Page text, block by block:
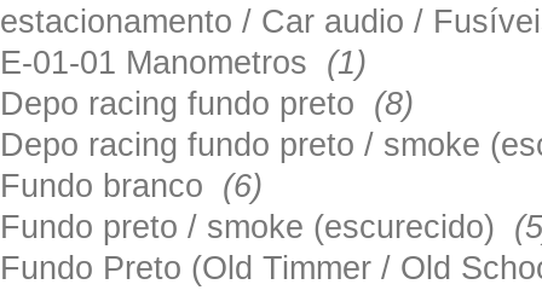
estacionamento / Car audio /
E-01-01 Manometros (1)
Depo racing fundo preto (8)
Depo racing fundo preto / smoke
Fundo branco (6)
Fundo preto / smoke (escurecido)
Fundo Preto (Old Timmer / Old